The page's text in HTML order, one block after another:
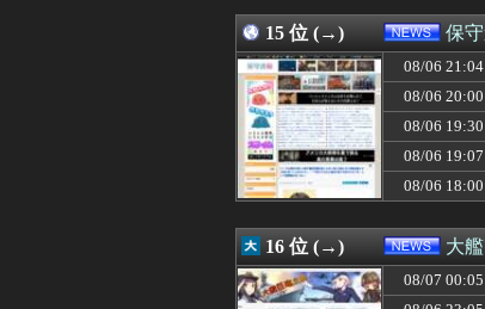
15 位 (→) 保
08/06 21:04
08/06 20:00
08/06 19:30
08/06 19:07
08/06 18:00
16 位 (→) 大
08/07 00:05